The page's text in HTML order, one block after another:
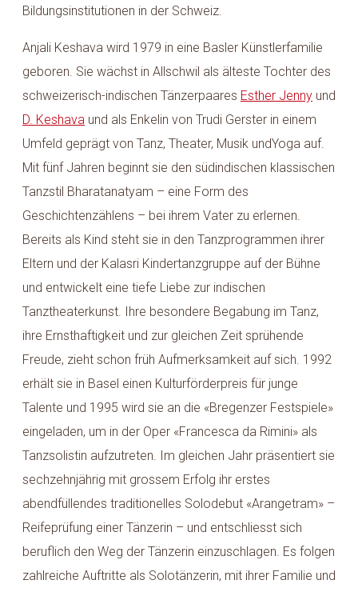
Bildungsinstitutionen in der Schweiz.
Anjali Keshava wird 1979 in eine Basler Künstlerfamilie
geboren. Sie wächst in Allschwil als älteste Tochter des
schweizerisch-indischen Tänzerpaares Esther Jenny und
D. Keshava und als Enkelin von Trudi Gerster in einem
Umfeld geprägt von Tanz, Theater, Musik undYoga auf.
Mit fünf Jahren beginnt sie den südindischen klassischen
Tanzstil Bharatanatyam – eine Form des
Geschichtenzählens – bei ihrem Vater zu erlernen.
Bereits als Kind steht sie in den Tanzprogrammen ihrer
Eltern und der Kalasri Kindertanzgruppe auf der Bühne
und entwickelt eine tiefe Liebe zur indischen
Tanztheaterkunst. Ihre besondere Begabung im Tanz,
ihre Ernsthaftigkeit und zur gleichen Zeit sprühende
Freude, zieht schon früh Aufmerksamkeit auf sich. 1992
erhält sie in Basel einen Kulturförderpreis für junge
Talente und 1995 wird sie an die «Bregenzer Festspiele»
eingeladen, um in der Oper «Francesca da Rimini» als
Tanzsolistin aufzutreten. Im gleichen Jahr präsentiert sie
sechzehnjährig mit grossem Erfolg ihr erstes
abendfüllendes traditionelles Solodebut «Arangetram» –
Reifeprüfung einer Tänzerin – und entschliesst sich
beruflich den Weg der Tänzerin einzuschlagen. Es folgen
zahlreiche Auftritte als Solotänzerin, mit ihrer Familie und